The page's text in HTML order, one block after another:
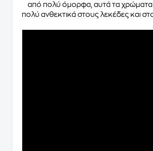
από πολύ όμορφα, αυτά τα χρώματα
πολύ ανθεκτικά στους λεκέδες και